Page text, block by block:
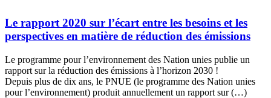
Le rapport 2020 sur l’écart entre les besoins et les
perspectives en matière de réduction des émissions
Le programme pour l’environnement des Nation unies publie un
rapport sur la réduction des émissions à l’horizon 2030 !
Depuis plus de dix ans, le PNUE (le programme des Nation unies
pour l’environnement) produit annuellement un rapport sur (…)